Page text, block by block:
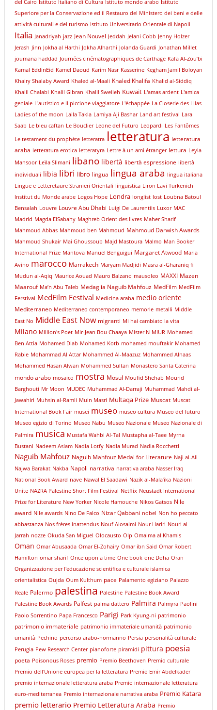
del Cairo Istituto Italiano di Cultura Istituto mondo arabo Istituto
Superiore per la Conservazione ed il Restauro del Ministero dei beni e delle
attività culturali e del turismo Istituto Universitario Orientale di Napoli
Italia Janadriyah jazz Jean Nouvel Jeddah Jelani Cobb Jenny Holzer
Jerash Jinn Jokha al Harthi Jokha Alharthi Jolanda Guardi Jonathan Millet
joumana haddad Journées cinématographiques de Carthage Kafa Al-Zou’bi
Kamal EddinEid Kamel Daoud Karim Nasr Kasserine Kegham Jamil Boloyan
Khairy Shalaby Award Khaled al-Maali Khaled Khalifa Khalid al-Siddiq
Khalil Chalabi Khalil Gibran Khalil Sweileh Kuwait L'amas ardent L'amica
geniale L'autistico e il piccione viaggiatore L'échappée La Closerie des Lilas
Ladies of the moon Laila Takla Lamiya Aji Bashar Land art festival Lara
Saab Le bleu caftan Le Bouclier Leone del Futuro Leopardi Les Fantômes
Le testament du prophète letteratra letteratura letteratura
araba letteratura erotica letteratyra Lettre à un ami étranger lettura Leyla
Mansoor Leïla Slimani libano libertà libertà espressione libertà
individuali libia libri libro lingua lingua araba lingua italiana
Lingue e Letteretaure Stranieri Orientali linguistica Liron Lavi Turkenich
lnstitut du Monde arabe Logos Hope Londra longlist lost Loubna Batoul
Bensalah Louvre Louvre Abu Dhabi Luigi De Laurentiis Luxor MAC
Madrid Magda ElSabahy Maghreb Orient des livres Maher Sharif
Mahmoud Abbas Mahmoud ben Mahmoud Mahmoud Darwish Awards
Mahmoud Shukair Mai Ghoussoub Majd Mastoura Malmo Man Booker
International Prize Mantova Manuel Benguigui Margaret Atwood Maria
Avino marocco Marrakech Maryam Madjidi Masra al-Gharaniq fi
Mudun al-Aqiq Maurice Aouad Mauro Balzano mausoleo MAXXI Mazen
Maarouf Ma’n Abu Taleb Medaglia Naguib Mahfouz MedFilm MedFilm
Ferstival MedFilm Festival Medicina araba medio oriente
Mediterraneo Mediterraneo contemporaneo memorie metalli Middle
East No Middle East Now migranti Mi hai cambiato la vita
Milano Million's Poet Mir-Jean Bou Chaaya Mister N MIUR Mohamed
Ben Attia Mohamed Diab Mohamed Kotb mohamed mouftakir Mohamed
Rabie Mohammad Al Attar Mohammed Al-Maazuz Mohammed Alnaas
Mohammed Hasan Alwan Mohammed Sultan Monastero Santa Caterina
mondo arabo mosaico mostra Mosul Moufid Shehab Mourid
Barghouti Mr Moon MUDEC Muhammad Al-Darraji Muhammad Mahdi al-
Jawahiri Muhsin al-Ramli Muin Masri Multaqa Prize Muscat Muscat
International Book Fair musei museo museo cultura Museo del futuro
Museo egizio di Torino Museo Nabu Museo Nazionale Museo Nazionale di
Palmira musica Mustafa Wahbi Al-Tal Mustapha al-Taee Myrna
Bustani Nadeem Aslam Nadia Lotfy Nadia Murad Nadia Rocchetti
Naguib Mahfouz Naguib Mahfouz Medal for Literature Naji al-Ali
Najwa Barakat Nakba Napoli narrativa narrativa araba Nasser Iraq
National Book Award nave Nawal El Saadawi Nazik al-Mala’ika Nazioni
Unite NAZRA Palestine Short Film Festival Netflix Neustadt International
Prize for Literature New Yorker Nicole Hamouche Nikos Gatsos Nile
award Nile awards Nino De Falco Nizar Qabbani nobel Non ho peccato
abbastanza Nos frères inattendus Nouf Alosaimi Nour Hariri Nouri al
Jarrah nozze Okuda San Miguel Olocausto Olp Omaima al Khamis
Oman Omar Abusaada Omar El-Zohairy Omar ibn Said Omar Robert
Hamilton omar sharif Once upon a time One book one Doha Oran
Organizzazione per l'educazione scientifica e culturale islamica
orientalistica Oujda Oum Kulthum pace Palamento egiziano Palazzo
Reale Palermo palestina Palestine Palestine Book Award
Palestine Book Awards Palfest palma dattero Palmira Palmyra Paolini
Paolo Sorrentino Papa Francesco Parigi Park Kyung-ni patrimonio
patrimonio immateriale patrimonio immateriale umanità patrimonio
umanità Pechino percorso arabo-normanno Persia personalità culturale
Perugia Pew Research Center pianoforte piramidi pittura poesia
poeta Poisonous Roses premio Premio Beethoven Premio culturale
Premio dell'Unione europea per la letteratura Premio Emir Abdelkader
premio internazionale letteratura araba Premio internazionale letteratura
euro-mediterranea Premio internazionale narrativa araba Premio Katara
premio letterario Premio Letteratura Araba Premio